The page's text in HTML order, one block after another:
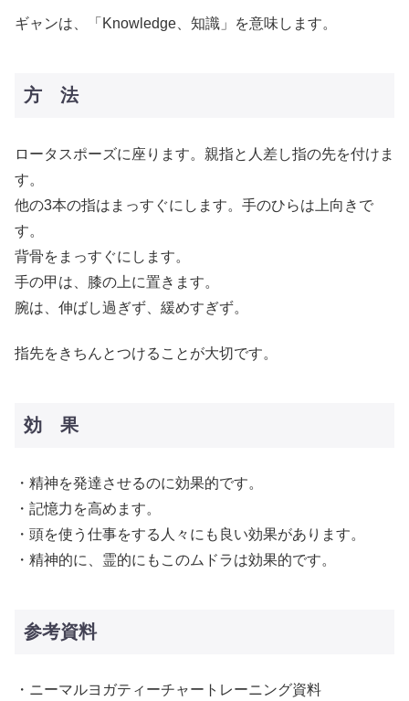
ギャンは、「Knowledge、知識」を意味します。
方 法
ロータスポーズに座ります。親指と人差し指の先を付けま
す。
他の3本の指はまっすぐにします。手のひらは上向きで
す。
背骨をまっすぐにします。
手の甲は、膝の上に置きます。
腕は、伸ばし過ぎず、緩めすぎず。
指先をきちんとつけることが大切です。
効 果
・精神を発達させるのに効果的です。
・記憶力を高めます。
・頭を使う仕事をする人々にも良い効果があります。
・精神的に、霊的にもこのムドラは効果的です。
参考資料
・ニーマルヨガティーチャートレーニング資料